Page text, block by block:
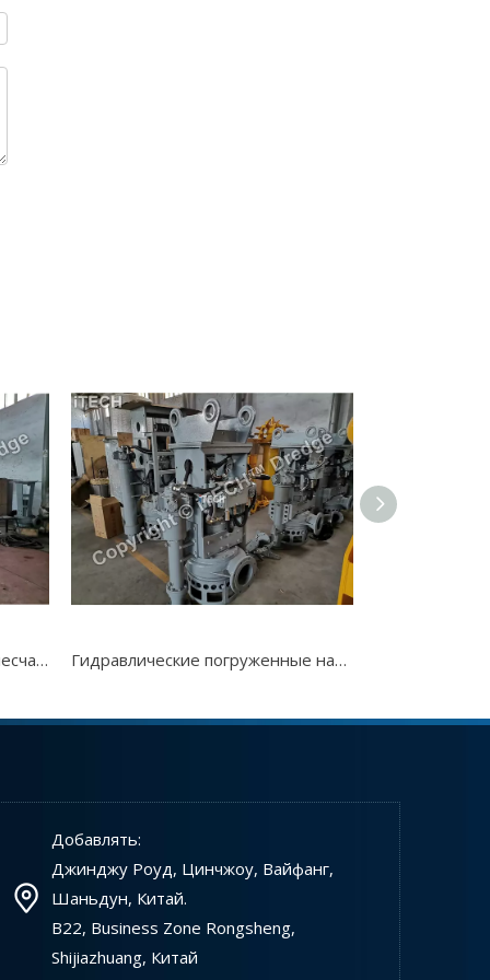
Рефулерный земснаряд Производители
Джареджеры Jet известны своими экологически
Рефулерный земснаряд Производители Китай
Деджеры реактивного всасывания
Гидравлический погружный песчаный насос Гидравлические погруженные насосы драги
Добавлять:
Джинджу Роуд, Цинчжоу, Вайфанг,
Шаньдун, Китай.
B22, Business Zone Rongsheng,
Shijiazhuang, Китай